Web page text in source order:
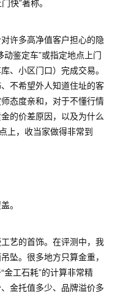
快”著称。
许多高净值客户担心的隐
鉴定车”或指定地点上门
、小区门口）完成交易。
不希望外人知道住址的客
态度亲和，对于不懂行情
的价差原因，以及为什么
上，收当家做得非常到
。
艺的首饰。在评测中，我
坠。很多地方只算金重，
工石耗”的计算非常精
金托值多少、品牌溢价多